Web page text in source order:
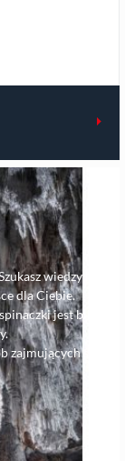
wiedzy i
dla Ciebie.
jest bliski,
zajmujących się